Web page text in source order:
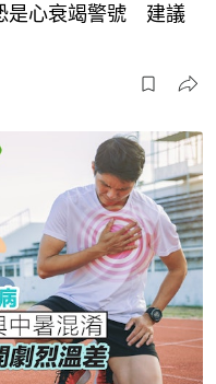
是心衰竭警號 建議